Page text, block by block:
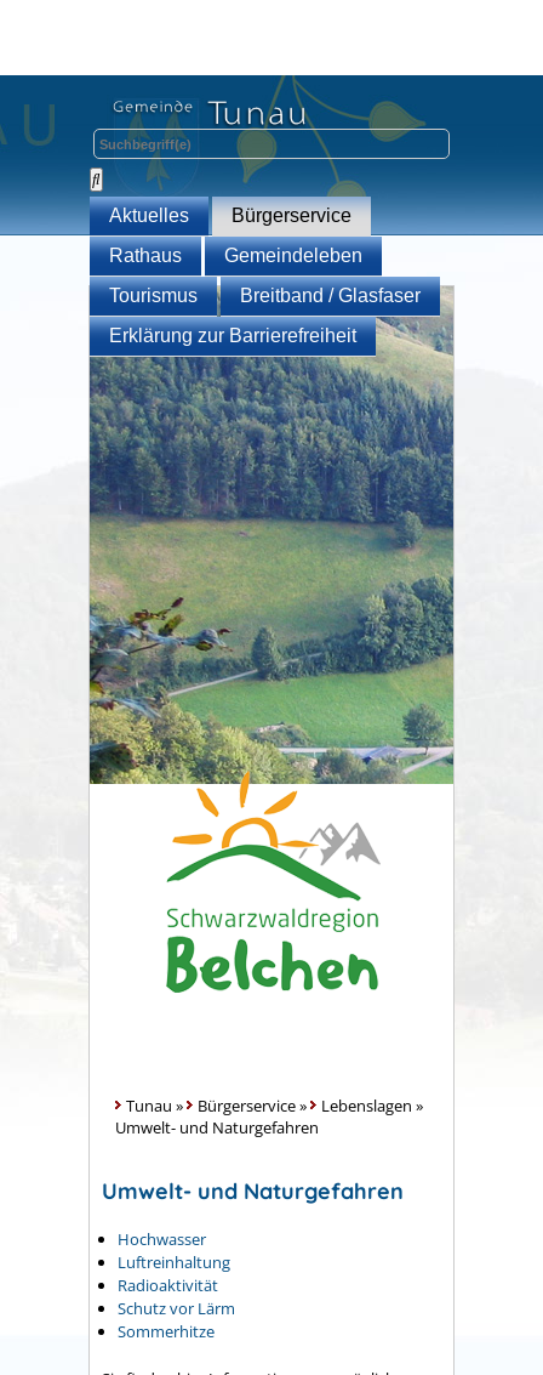
Aktuelles
Bürgerservice
Rathaus
Gemeindeleben
Tourismus
Breitband / Glasfaser
Erklärung zur Barrierefreiheit
Tunau » Bürgerservice» Lebenslagen »
Umwelt- und Naturgefahren
Umwelt- und Naturgefahren
Hochwasser
Luftreinhaltung
Radioaktivität
Schutz vor Lärm
Sommerhitze